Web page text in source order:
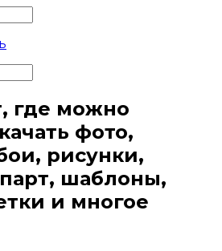
где можно
фото,
рисунки,
шаблоны,
и многое